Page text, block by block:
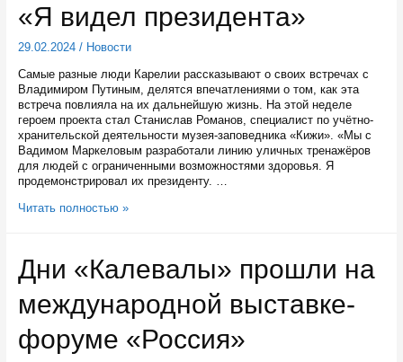
«Я видел президента»
29.02.2024/ Новости
Самые разные люди Карелии рассказывают о своих встречах с
Владимиром Путиным, делятся впечатлениями о том, как эта
встреча повлияла на их дальнейшую жизнь. На этой неделе
героем проекта стал Станислав Романов, специалист по учётно-
хранительской деятельности музея-заповедника «Кижи». «Мы с
Вадимом Маркеловым разработали линию уличных тренажёров
для людей с ограниченными возможностями здоровья. Я
продемонстрировал их президенту. …
Телеканал
продолжает
еженедельный
телепроект
«Я
видел
президента»
Читать полностью »
Дни «Калевалы» прошли на
международной выставке-
форуме «Россия»